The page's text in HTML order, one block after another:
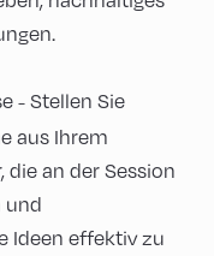
– Stellen Sie
aus Ihrem
an der Session
und
Ideen effektiv zu